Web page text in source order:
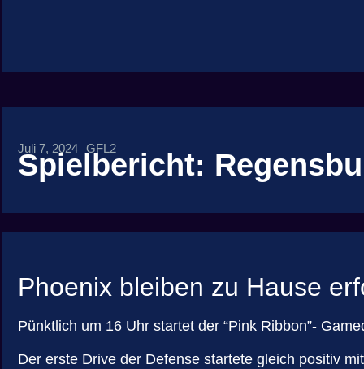
Juli 7, 2024 GFL2
Spielbericht:
Phoenix bleiben zu Hause
Pünktlich um 16 Uhr startet der “Pink Ribbon”-
Der erste Drive der Defense startete gleich positiv